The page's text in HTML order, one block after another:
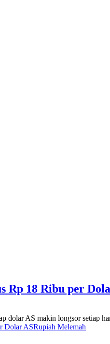
Rp 18 Ribu per
AS makin longsor setiap
Dolar ASRupiah Melemah